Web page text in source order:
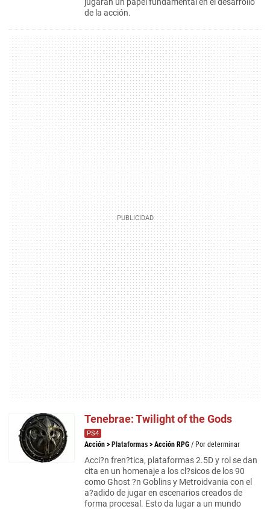
de la acción.
Tenebrae: Twilight of the Gods
PS4
Acción > Plataformas > Acción RPG / Por determinar
Acci?n fren?tica, plataformas 2.5D y rol se dan
cita en un homenaje a los cl?sicos de los 90
como Ghost ?n Goblins y Metroidvania con el
a?adido de jugar en escenarios creados de
forma procesal. Esto da lugar a un mundo